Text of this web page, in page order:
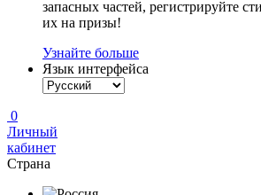
запасных частей, регистрируйте
их на призы!
Узнайте больше
Язык интерфейса
0
Личный
кабинет
Страна